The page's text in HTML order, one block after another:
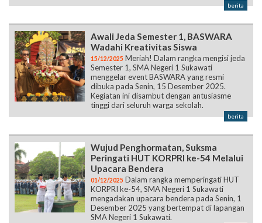
berita
Awali Jeda Semester 1, BASWARA
Wadahi Kreativitas Siswa
15/12/2025 Meriah! Dalam rangka mengisi jeda
Semester 1, SMA Negeri 1 Sukawati
menggelar event BASWARA yang resmi
dibuka pada Senin, 15 Desember 2025.
Kegiatan ini disambut dengan antusiasme
tinggi dari seluruh warga sekolah.
berita
Wujud Penghormatan, Suksma
Peringati HUT KORPRI ke-54 Melalui
Upacara Bendera
01/12/2025 Dalam rangka memperingati HUT
KORPRI ke-54, SMA Negeri 1 Sukawati
mengadakan upacara bendera pada Senin, 1
Desember 2025 yang bertempat di lapangan
SMA Negeri 1 Sukawati.